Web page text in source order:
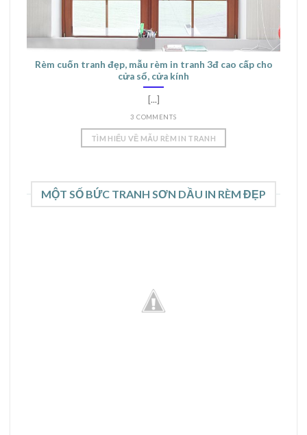
Rèm cuốn tranh đẹp, mẫu rèm in tranh 3đ cao cấp cho
cửa sổ, cửa kính
[...]
3 COMMENTS
TÌM HIỂU VỀ MẪU RÈM IN TRANH
MỘT SỐ BỨC TRANH SƠN DẦU IN RÈM ĐẸP